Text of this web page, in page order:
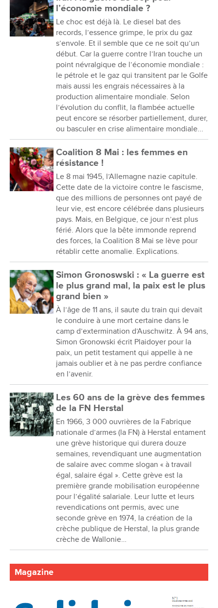
l’économie mondiale ?
Le choc est déjà là. Le diesel bat des
records, l’essence grimpe, le prix du gaz
s’envole. Et il semble que ce ne soit qu’un
début. Car la guerre contre l’Iran touche un
point névralgique de l’économie mondiale :
le pétrole et le gaz qui transitent par le Golfe
mais aussi les engrais nécessaires à la
production alimentaire mondiale. Selon
l’évolution du conflit, la flambée actuelle
peut encore se résorber partiellement, durer,
ou basculer en crise alimentaire mondiale...
Coalition 8 Mai : les femmes en
résistance !
Le 8 mai 1945, l’Allemagne nazie capitule.
Cette date de la victoire contre le fascisme,
que des millions de personnes ont payé de
leur vie, est encore célébrée dans plusieurs
pays. Mais, en Belgique, ce jour n’est plus
férié. Alors que la bête immonde reprend
des forces, la Coalition 8 Mai se lève pour
rétablir cette anomalie. Explications.
Simon Gronoswski : « La guerre est
le plus grand mal, la paix est le plus
grand bien »
À l’âge de 11 ans, il saute du train qui devait
le conduire à une mort certaine dans le
camp d’extermination d’Auschwitz. À 94 ans,
Simon Gronowski écrit Plaidoyer pour la
paix, un petit testament qui appelle à ne
jamais oublier et à ne pas perdre confiance
en l’avenir.
Les 60 ans de la grève des femmes
de la FN Herstal
En 1966, 3 000 ouvrières de la Fabrique
nationale d’armes (la FN) à Herstal entament
une grève historique qui durera douze
semaines, revendiquant une augmentation
de salaire avec comme slogan « à travail
égal, salaire égal ». Cette grève est la
première grande mobilisation européenne
pour l’égalité salariale. Leur lutte et leurs
revendications ont permis, avec une
seconde grève en 1974, la création de la
crèche publique de Herstal, la plus grande
crèche de Wallonie…
Magazine